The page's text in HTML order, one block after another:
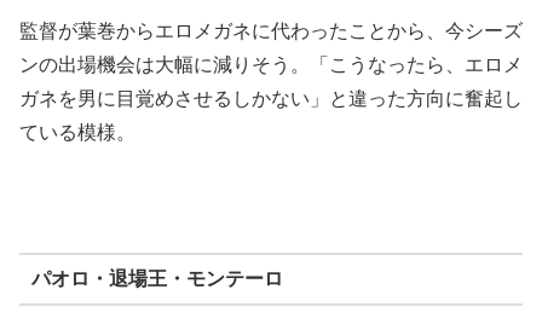
監督が葉巻からエロメガネに代わったことから、今シーズ
ンの出場機会は大幅に減りそう。「こうなったら、エロメ
ガネを男に目覚めさせるしかない」と違った方向に奮起し
ている模様。
パオロ・退場王・モンテーロ